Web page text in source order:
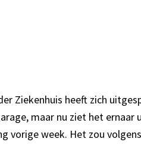
Ziekenhuis heeft zich
maar nu ziet het
vorige week. Het zou